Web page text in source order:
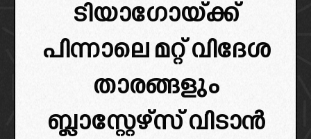
ടിയാഗോയ്ക്ക്
പിന്നാലെ മറ്റ് വിദേശ
താരങ്ങളും
ബ്ലാസ്റ്റേഴ്‌സ് വിടാൻ